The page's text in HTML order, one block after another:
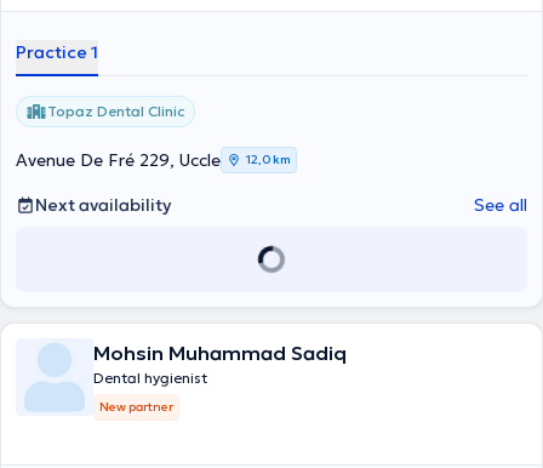
Practice 1
Topaz Dental Clinic
Avenue De Fré 229, Uccle 12,0 km
Next availability See all
Mohsin Muhammad Sadiq
Dental hygienist
New partner